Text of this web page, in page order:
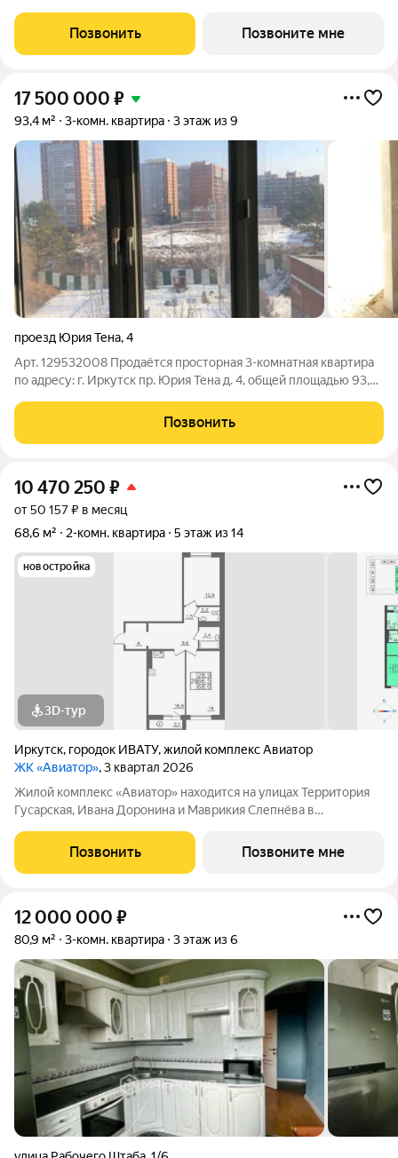
минутах от центра города. Гармония природы и городской
инфраструктуры создает
Позвонить Позвоните мне
17 500 000 ₽
93,4 м² 3-комн. квартира 3 этаж из 9
проезд Юрия Тена,4
Арт. 129532008 Продаётся просторная 3-комнатная квартира
по адресу: г. Иркутск пр. Юрия Тена д. 4, общей площадью 93,4
электрика - медь, сантехнические трубы - медь, пол - стяжка.
Перепланировка
Позвонить
10 470 250 ₽
от 50 157 ₽ в месяц
68,6 м²
2-комн. квартира 5 этаж из 14
новостройка
3D-тур
Иркутск, городок ИВАТУ,жилой комплекс Авиатор
ЖК «Авиатор», 3 квартал 2026
Жилой комплекс «Авиатор» находится на улицах Территория
Гусарская, Ивана Доронина и Маврикия Слепнёва в
важно быстро добраться до центра города. Хорошая
транспортная развязка с большим
Позвонить Позвоните мне
12 000 000 ₽
80,9 м² 3-комн. квартира 3 этаж из 6